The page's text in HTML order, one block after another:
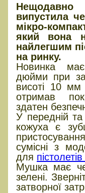
Нещодавно
випустила
мікро-
який вона
найлегшим
на ринку.
Новинка
дюйми при
висоті 10 мм
отримав
здатен
У передній та
кожуха є
сумісні з
для
Мушка має
зелені.
затворної